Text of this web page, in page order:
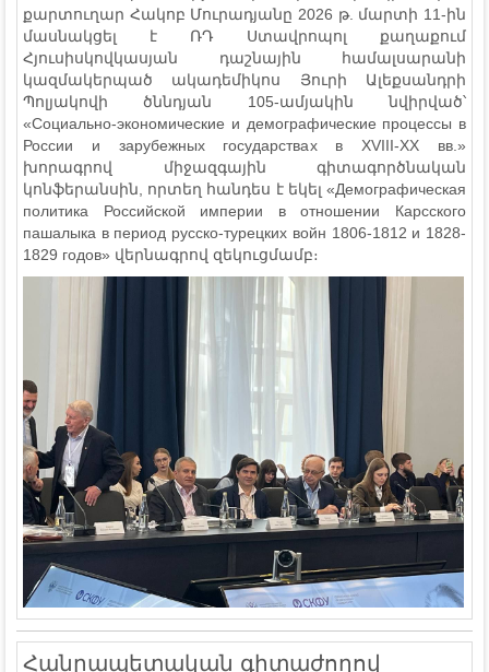
քարտուղար Հակոբ Մուրադյանը 2026 թ. մարտի 11-ին
մասնակցել է ՌԴ Ստավրոպոլ քաղաքում
Հյուսիսկովկասյան դաշնային համալսարանի
կազմակերպած ակադեմիկոս Յուրի Ալեքսանդրի
Պոլյակովի ծննդյան 105-ամյակին նվիրված՝
«Социально-экономические и демографические процессы в
России и зарубежных государствах в XVIII-XX вв.»
խորագրով միջազգային գիտագործնական
կոնֆերանսին, որտեղ հանդես է եկել «Демографическая
политика Российской империи в отношении Карсского
пашалыка в период русско-турецких войн 1806-1812 и 1828-
1829 годов» վերնագրով զեկուցմամբ։
Հանրապետական գիտաժողով